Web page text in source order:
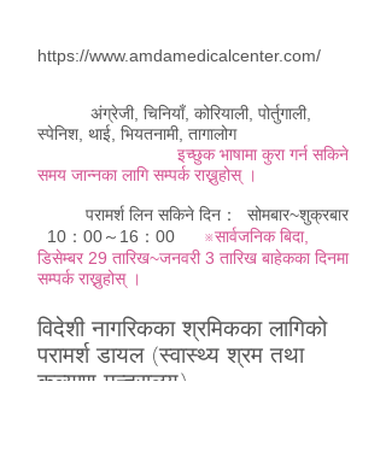
https://www.amdamedicalcenter.com/
अंग्रेजी, चिनियाँ, कोरियाली, पोर्तुगाली,
स्पेनिश, थाई, भियतनामी, तागालोग
इच्छुक भाषामा कुरा गर्न सकिने
समय जान्नका लागि सम्पर्क राख्नुहोस् ।
परामर्श लिन सकिने दिन： सोमबार‌‌~शुक्रबार
10：00～16：00 ※सार्वजनिक बिदा,
डिसेम्बर 29 तारिख~जनवरी 3 तारिख बाहेकका दिनमा
सम्पर्क राख्नुहोस् ।
विदेशी नागरिकका श्रमिकका लागिको
परामर्श डायल (स्वास्थ्य श्रम तथा
कल्याण मन्त्रालय)